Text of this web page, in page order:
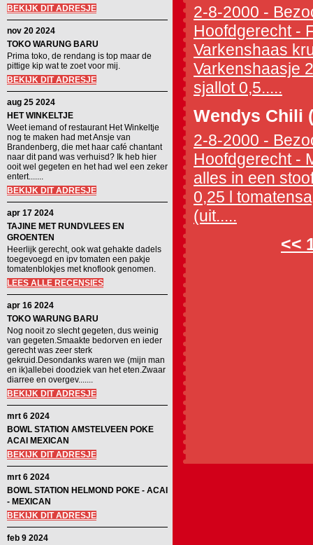
BEKIJK DIT ADRESJE
nov 20 2024
TOKO WARUNG BARU
Prima toko, de rendang is top maar de
pittige kip wat te zoet voor mij.
BEKIJK DIT ADRESJE
aug 25 2024
HET WINKELTJE
Weet iemand of restaurant Het Winkeltje
nog te maken had met Ansje van
Brandenberg, die met haar café chantant
naar dit pand was verhuisd? Ik heb hier
ooit wel gegeten en het had wel een zeker
entert.......
BEKIJK DIT ADRESJE
apr 17 2024
TAJINE MET RUNDVLEES EN
GROENTEN
Heerlijk gerecht, ook wat gehakte dadels
toegevoegd en ipv tomaten een pakje
tomatenblokjes met knoflook genomen.
LEES ALLE RECENSIES
apr 16 2024
TOKO WARUNG BARU
Nog nooit zo slecht gegeten, dus weinig
van gegeten.Smaakte bedorven en ieder
gerecht was zeer sterk
gekruid.Desondanks waren we (mijn man
en ik)allebei doodziek van het eten.Zwaar
diarree en overgev.......
BEKIJK DIT ADRESJE
mrt 6 2024
BOWL STATION AMSTELVEEN POKE
ACAI MEXICAN
BEKIJK DIT ADRESJE
mrt 6 2024
BOWL STATION HELMOND POKE - ACAI
- MEXICAN
BEKIJK DIT ADRESJE
feb 9 2024
2-8-2000 -
Hoofdgerecht -
Varkenshaas
Varkenshaasje
sjallot 0,5.....
Wendys Chili
2-8-2000 -
Hoofdgerecht -
alles in een
0,25 l
(uit.....
<<